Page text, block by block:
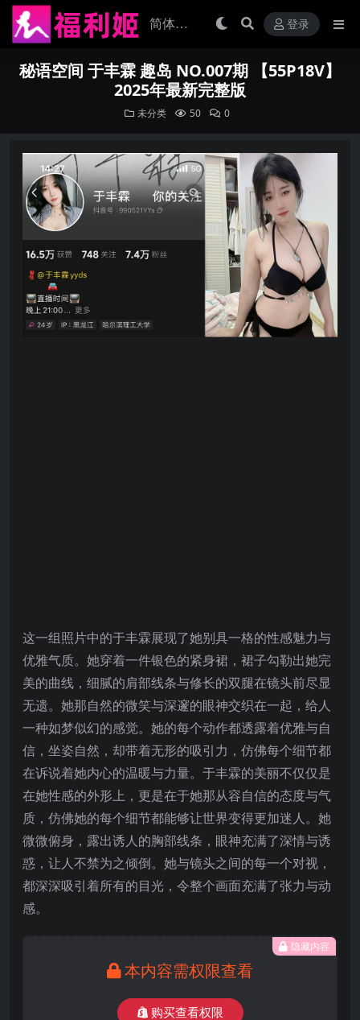
登录
秘语空间 于丰霖 趣岛 NO.007期 【55P18V】
2025年最新完整版
未分类 50 0
这一组照片中的于丰霖展现了她别具一格的性感魅力与
优雅气质。她穿着一件银色的紧身裙，裙子勾勒出她完
美的曲线，细腻的肩部线条与修长的双腿在镜头前尽显
无遗。她那自然的微笑与深邃的眼神交织在一起，给人
一种如梦似幻的感觉。她的每个动作都透露着优雅与自
信，坐姿自然，却带着无形的吸引力，仿佛每个细节都
在诉说着她内心的温暖与力量。于丰霖的美丽不仅仅是
在她性感的外形上，更是在于她那从容自信的态度与气
质，仿佛她的每个细节都能够让世界变得更加迷人。她
微微俯身，露出诱人的胸部线条，眼神充满了深情与诱
惑，让人不禁为之倾倒。她与镜头之间的每一个对视，
都深深吸引着所有的目光，令整个画面充满了张力与动
感。
隐藏内容
本内容需权限查看
购买查看权限